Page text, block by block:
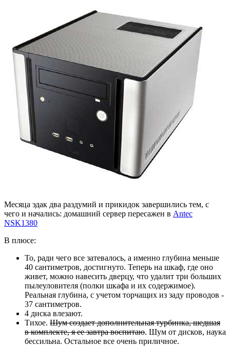
Месяца эдак два раздумий и прикидок завершились тем, с
чего и начались: домашний сервер пересажен в Antec
NSK1380
В плюсе:
То, ради чего все затевалось, а именно глубина меньше
40 сантиметров, достигнуто. Теперь на шкаф, где оно
живет, можно навесить дверцу, что удалит три больших
пылеуловителя (полки шкафа и их содержимое).
Реальная глубина, с учетом торчащих из заду проводов -
37 сантиметров.
4 диска влезают.
Тихое. Шум создает дополнительная турбинка, шедшая
в комплекте, я ее завтра воспитаю. Шум от дисков, наука
бессильна. Остальное все очень приличное.